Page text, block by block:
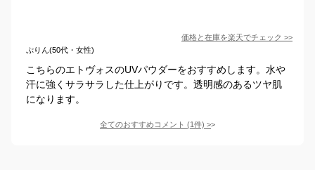
価格と在庫を楽天でチェック >>
ぷりん(50代・女性)
こちらのエトヴォスのUVパウダーをおすすめします。水や
汗に強くサラサラした仕上がりです。透明感のあるツヤ肌
になります。
全てのおすすめコメント (1件) >